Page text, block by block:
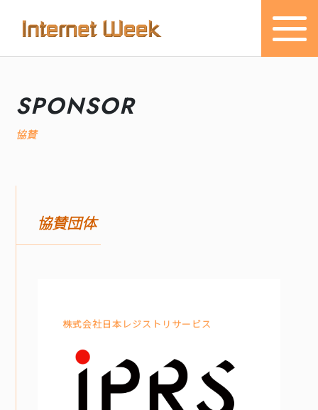
トップ
Internet Week とは
お知らせ
メディア掲載
BASICオンデマンド
SPONSOR
協賛
協賛団体
株式会社日本レジストリサービス